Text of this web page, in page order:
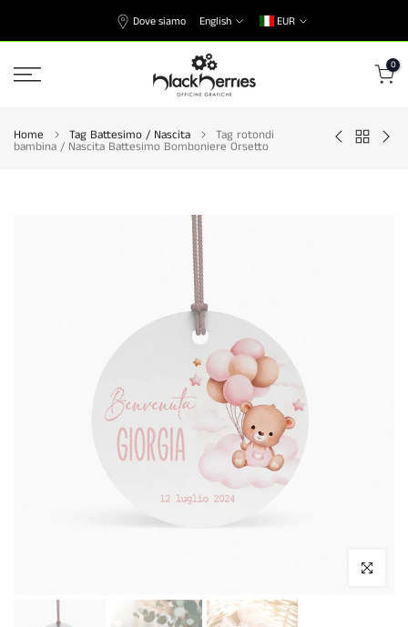
to
content
Dove siamo English EUR
0
Home Tag Battesimo / Nascita Tag rotondi
bambina / Nascita Battesimo Bomboniere Orsetto
Click to